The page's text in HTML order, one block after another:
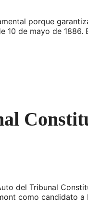
porque
10 de mayo de 1886.
del Tribunal
como candidato a